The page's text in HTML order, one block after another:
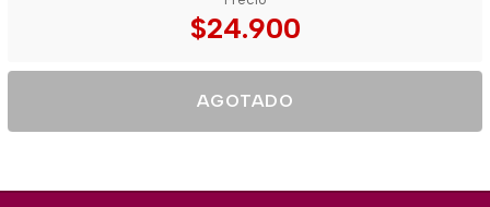
$24.900
AGOTADO